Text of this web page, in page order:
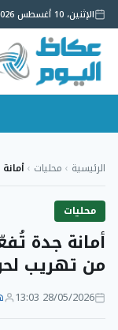
الإثنين، 10 أغسطس 2026
إلىالرئيسية › محليات ›
محليات
أمانة جدة
من تهريب
28/05/2026 13:03